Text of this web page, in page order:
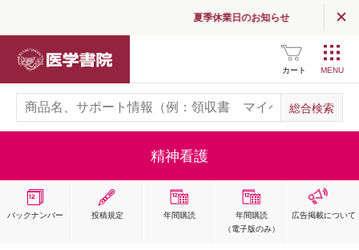
夏季休業日のお知らせ
カート
精神看護
バックナンバー 投稿規定 年間購読
年間購読
（電子版のみ）
広告掲載について